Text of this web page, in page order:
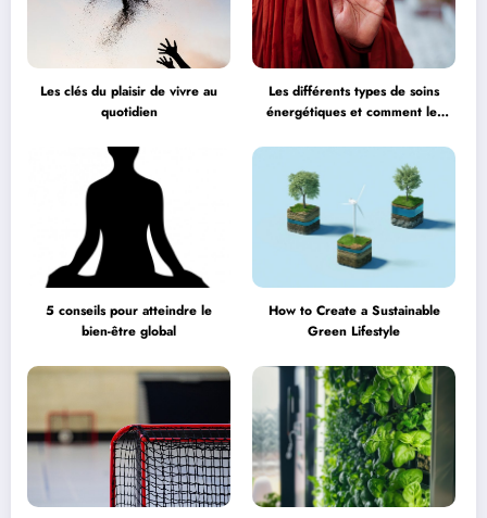
Les clés du plaisir de vivre au
quotidien
Les différents types de soins
énergétiques et comment les
5 conseils pour atteindre le
bien-être global
How to Create a Sustainable
Green Lifestyle